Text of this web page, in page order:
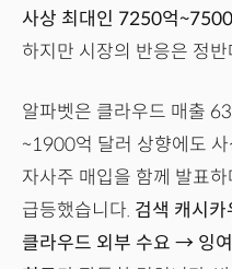
사상 최대인 7250억
하지만 시장의 반응은 정
알파벳은 클라우드 매출
~1900억 달러 상향에도
자사주 매입을 함께 발표
급등했습니다. 검색 캐시
클라우드 외부 수요 → 잉